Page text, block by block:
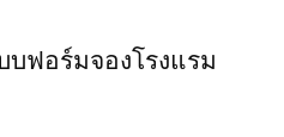
ฟอร์มจองโรงแรม